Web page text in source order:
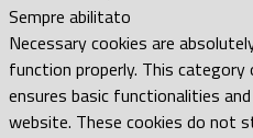
Sempre abilitato
Necessary cookies are
function properly. This
ensures basic functionalities
website. These cookies do not